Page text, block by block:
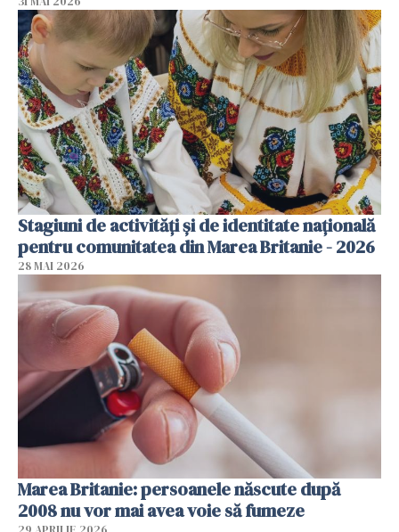
Stagiuni de activități și de identitate națională
pentru comunitatea din Marea Britanie - 2026
28 MAI 2026
Marea Britanie: persoanele născute după
2008 nu vor mai avea voie să fumeze